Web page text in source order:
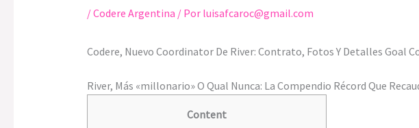
/Codere Argentina / Por luisafcaroc@gmail.com
Codere, Nuevo Coordinator De River: Contrato, Fotos Y Detalles Goal
River, Más «millonario» O Qual Nunca: La Compendio Récord Que
Content